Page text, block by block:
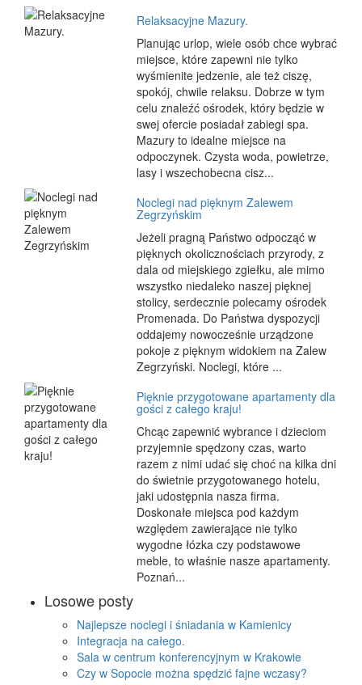
Relaksacyjne Mazury.
Planując urlop, wiele osób chce wybrać
miejsce, które zapewni nie tylko
wyśmienite jedzenie, ale też ciszę,
spokój, chwile relaksu. Dobrze w tym
celu znaleźć ośrodek, który będzie w
swej ofercie posiadał zabiegi spa.
Mazury to idealne miejsce na
odpoczynek. Czysta woda, powietrze,
lasy i wszechobecna cisz...
Noclegi nad pięknym Zalewem
Zegrzyńskim
Jeżeli pragną Państwo odpocząć w
pięknych okolicznościach przyrody, z
dala od miejskiego zgiełku, ale mimo
wszystko niedaleko naszej pięknej
stolicy, serdecznie polecamy ośrodek
Promenada. Do Państwa dyspozycji
oddajemy nowocześnie urządzone
pokoje z pięknym widokiem na Zalew
Zegrzyński. Noclegi, które ...
Pięknie przygotowane apartamenty dla
gości z całego kraju!
Chcąc zapewnić wybrance i dzieciom
przyjemnie spędzony czas, warto
razem z nimi udać się choć na kilka dni
do świetnie przygotowanego hotelu,
jaki udostępnia nasza firma.
Doskonałe miejsca pod każdym
względem zawierające nie tylko
wygodne łózka czy podstawowe
meble, to właśnie nasze apartamenty.
Poznań...
Losowe posty
Najlepsze noclegi i śniadania w Kamienicy
Integracja na całego.
Sala w centrum konferencyjnym w Krakowie
Czy w Sopocie można spędzić fajne wczasy?